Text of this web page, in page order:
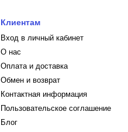
Клиентам
Вход в личный кабинет
О нас
Оплата и доставка
Обмен и возврат
Контактная информация
Пользовательское соглашение
Блог